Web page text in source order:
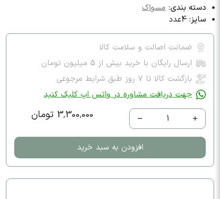
دسته بندی: مسواک
سایز: 4عدد
ضمانت اصالت و سلامت کالا
ارسال رایگان با خرید بیش از 5 میلیون تومان
بازگشت کالا تا ۷ روز طبق شرایط مرجوعی
جهت دریافت مشاوره در واتس اپ کلیک کنید
1 3,300,000 تومان
افزودن به سبد خرید